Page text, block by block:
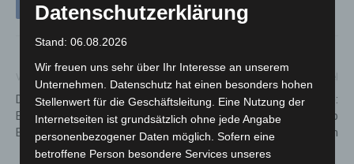
Drittes Jungtier bei den
Brazza-Meerkatzen im
Erlebnis-Zoo Hannover
Niedrigwasser im Maschsee:
Maschseeflotte stellt Betrieb
vorerst ein
Datenschutzerklärung
Stand: 06.08.2026
Wir freuen uns sehr über Ihr Interesse an unserem
Unternehmen. Datenschutz hat einen besonders hohen
Stellenwert für die Geschäftsleitung. Eine Nutzung der
Internetseiten ist grundsätzlich ohne jede Angabe
personenbezogener Daten möglich. Sofern eine
betroffene Person besondere Services unseres